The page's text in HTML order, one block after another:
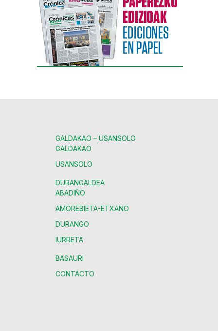
GALDAKAO – USANSOLO
GALDAKAO
USANSOLO
DURANGALDEA
ABADIÑO
AMOREBIETA-ETXANO
DURANGO
IURRETA
BASAURI
CONTACTO